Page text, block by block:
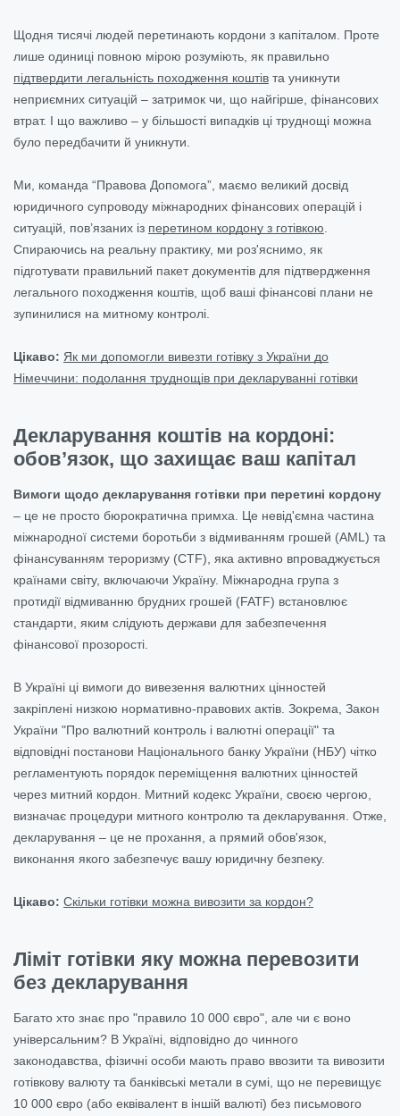
Щодня тисячі людей перетинають кордони з капіталом. Проте
лише одиниці повною мірою розуміють, як правильно
підтвердити легальність походження коштів та уникнути
неприємних ситуацій – затримок чи, що найгірше, фінансових
втрат. І що важливо – у більшості випадків ці труднощі можна
було передбачити й уникнути.
Ми, команда “Правова Допомога”, маємо великий досвід
юридичного супроводу міжнародних фінансових операцій і
ситуацій, пов’язаних із перетином кордону з готівкою
Спираючись на реальну практику, ми роз'яснимо, як
підготувати правильний пакет документів для підтвердження
легального походження коштів, щоб ваші фінансові плани не
зупинилися на митному контролі.
Цікаво: Як ми допомогли вивезти готівку з України до
Німеччини: подолання труднощів при декларуванні готівки
Декларування коштів на кордоні:
обов’язок, що захищає ваш капітал
Вимоги щодо декларування готівки при перетині кордону
– це не просто бюрократична примха. Це невід'ємна частина
міжнародної системи боротьби з відмиванням грошей (AML) та
фінансуванням тероризму (CTF), яка активно впроваджується
країнами світу, включаючи Україну. Міжнародна група з
протидії відмиванню брудних грошей (FATF) встановлює
стандарти, яким слідують держави для забезпечення
фінансової прозорості.
В Україні ці вимоги до вивезення валютних цінностей
закріплені низкою нормативно-правових актів. Зокрема, Закон
України "Про валютний контроль і валютні операції" та
відповідні постанови Національного банку України (НБУ) чітко
регламентують порядок переміщення валютних цінностей
через митний кордон. Митний кодекс України, своєю чергою,
визначає процедури митного контролю та декларування. Отже,
декларування – це не прохання, а прямий обов'язок,
виконання якого забезпечує вашу юридичну безпеку.
Цікаво: Скільки готівки можна вивозити за кордон?
Ліміт готівки яку можна перевозити
без декларування
Багато хто знає про "правило 10 000 євро", але чи є воно
універсальним? В Україні, відповідно до чинного
законодавства, фізичні особи мають право ввозити та вивозити
готівкову валюту та банківські метали в сумі, що не перевищує
10 000 євро (або еквівалент в іншій валюті) без письмового